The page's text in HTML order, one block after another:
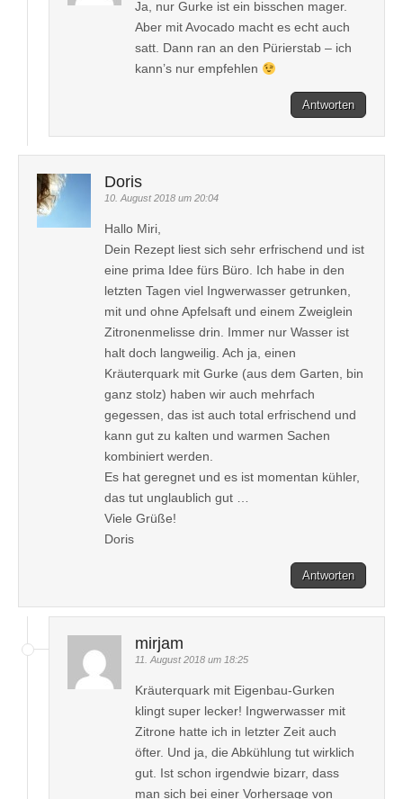
Ja, nur Gurke ist ein bisschen mager.
Aber mit Avocado macht es echt auch
satt. Dann ran an den Pürierstab – ich
kann’s nur empfehlen
Antworten
Doris
10. August 2018 um 20:04
Hallo Miri,
Dein Rezept liest sich sehr erfrischend und ist
eine prima Idee fürs Büro. Ich habe in den
letzten Tagen viel Ingwerwasser getrunken,
mit und ohne Apfelsaft und einem Zweiglein
Zitronenmelisse drin. Immer nur Wasser ist
halt doch langweilig. Ach ja, einen
Kräuterquark mit Gurke (aus dem Garten, bin
ganz stolz) haben wir auch mehrfach
gegessen, das ist auch total erfrischend und
kann gut zu kalten und warmen Sachen
kombiniert werden.
Es hat geregnet und es ist momentan kühler,
das tut unglaublich gut …
Viele Grüße!
Doris
Antworten
mirjam
11. August 2018 um 18:25
Kräuterquark mit Eigenbau-Gurken
klingt super lecker! Ingwerwasser mit
Zitrone hatte ich in letzter Zeit auch
öfter. Und ja, die Abkühlung tut wirklich
gut. Ist schon irgendwie bizarr, dass
man sich bei einer Vorhersage von